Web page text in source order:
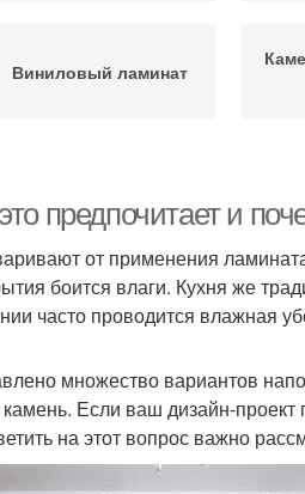
Виниловый ламинат
предпочитает и
от применения
боится влаги. Кухня же
часто проводится влажная
множество вариантов
Если ваш дизайн-
на этот вопрос важно